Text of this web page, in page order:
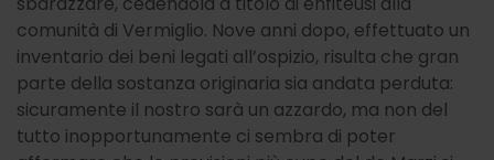
comunità di Vermiglio. Nove anni dopo, effettuato un
inventario dei beni legati all’ospizio, risulta che gran
parte della sostanza originaria sia andata perduta:
sicuramente il nostro sarà un azzardo, ma non del
tutto inopportunamente ci sembra di poter